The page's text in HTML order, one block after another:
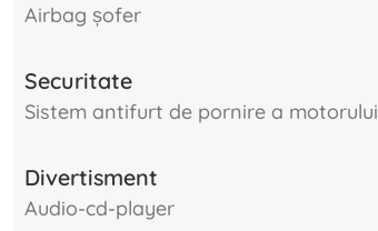
airbag șofer
Securitate
sistem antifurt de pornire a motorului
Divertisment
audio-cd-player